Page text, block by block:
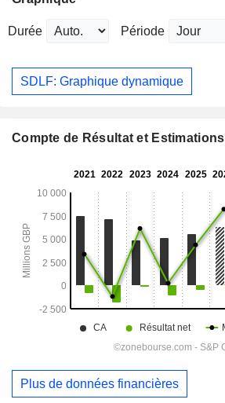
Durée Période
SDLF: Graphique dynamique
Compte de Résultat et Estimations
Plus de données financières